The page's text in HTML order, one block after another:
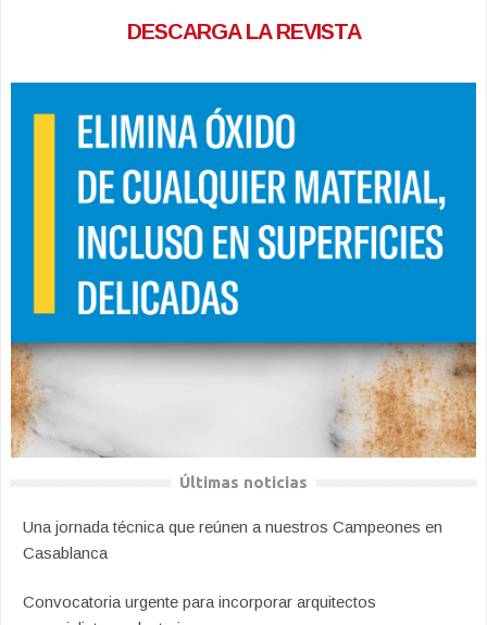
DESCARGA LA REVISTA
Últimas noticias
Una jornada técnica que reúnen a nuestros Campeones en
Casablanca
Convocatoria urgente para incorporar arquitectos